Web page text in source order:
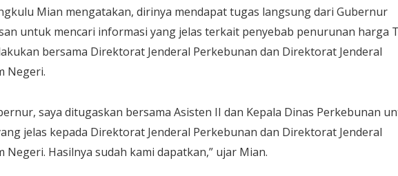
Mian mengatakan, dirinya mendapat tugas langsung dari Gubernur
untuk mencari informasi yang jelas terkait penyebab penurunan harga
bersama Direktorat Jenderal Perkebunan dan Direktorat Jenderal
Negeri.
saya ditugaskan bersama Asisten II dan Kepala Dinas Perkebunan
jelas kepada Direktorat Jenderal Perkebunan dan Direktorat Jenderal
Negeri. Hasilnya sudah kami dapatkan,” ujar Mian.